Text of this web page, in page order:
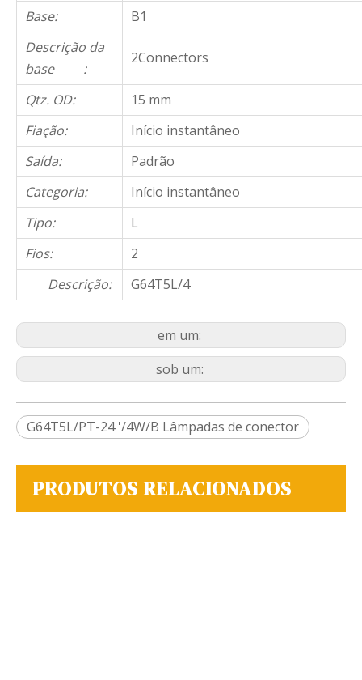
Base:
B1
Descrição da
base :
2Connectors
Qtz. OD:
15 mm
Fiação:
Início instantâneo
Saída:
Padrão
Categoria:
Início instantâneo
Tipo:
L
Fios:
2
Descrição:
G64T5L/4
em um:
sob um:
G64T5L/PT-24 '/4W/B Lâmpadas de conector
PRODUTOS RELACIONADOS